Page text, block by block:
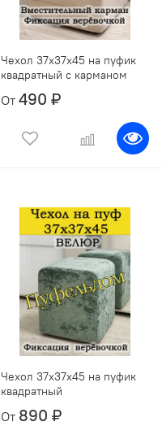
Чехол 37х37х45 на пуфик
квадратный с карманом
От 490 ₽
Чехол 37х37х45 на пуфик
квадратный
От 890 ₽